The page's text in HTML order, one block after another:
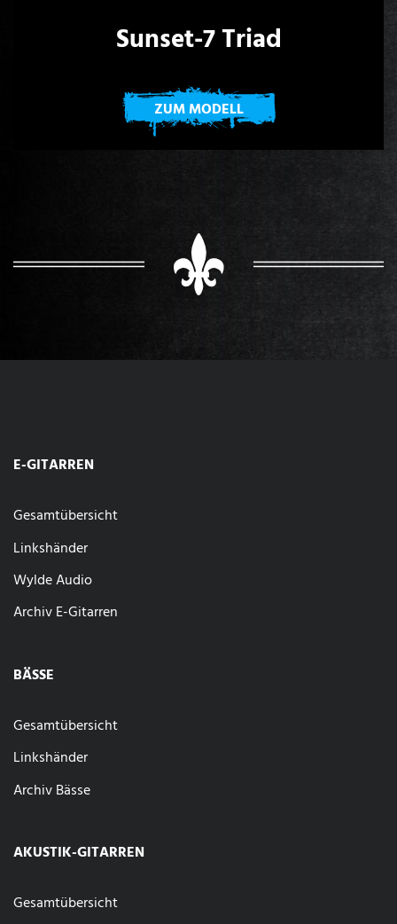
Sunset-7 Triad
ZUM MODELL
E-GITARREN
Gesamtübersicht
Linkshänder
Wylde Audio
Archiv E-Gitarren
BÄSSE
Gesamtübersicht
Linkshänder
Archiv Bässe
AKUSTIK-GITARREN
Gesamtübersicht